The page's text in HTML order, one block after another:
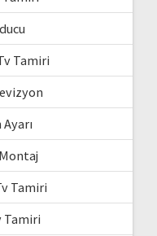
Tamiri
Tamiri
Tamiri